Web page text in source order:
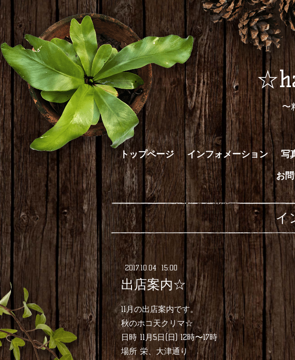
〜
トップページ インフォメーション 写
お
イ
2017.10.04 15:00
出店案内☆
11月の出店案内です。
秋のホコ天クリマ☆
日時 11月5日(日) 12時〜17時
場所 栄、大津通り